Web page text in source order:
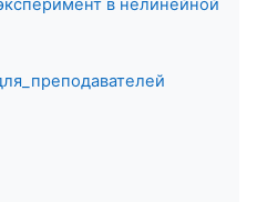
в нелинейной